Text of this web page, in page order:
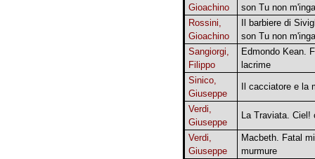
Gioachino
son Tu non
Rossini,
Gioachino
Il barbiere di
son Tu non
Sangiorgi,
Filippo
Edmondo Kean.
lacrime
Sinico,
Giuseppe
Il cacciatore e la
Verdi,
Giuseppe
La Traviata. Ciel!
Verdi,
Giuseppe
Macbeth. Fatal
murmure